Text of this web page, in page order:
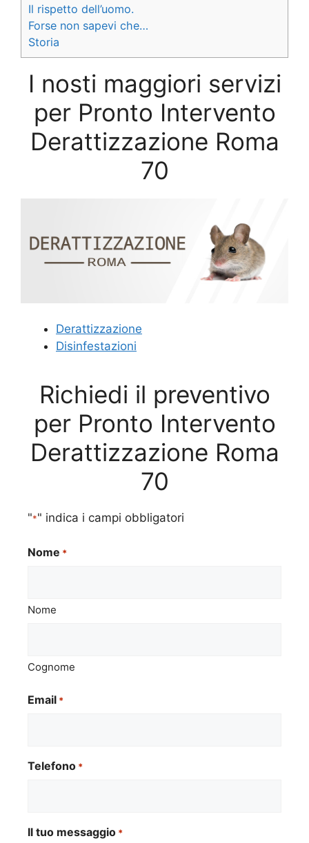
Il rispetto dell’uomo.
Forse non sapevi che…
Storia
I nosti maggiori servizi
per Pronto Intervento
Derattizzazione Roma
70
Derattizzazione
Disinfestazioni
Richiedi il preventivo
per Pronto Intervento
Derattizzazione Roma
70
"*" indica i campi obbligatori
Nome *
Nome
Cognome
Email *
Telefono *
Il tuo messaggio *